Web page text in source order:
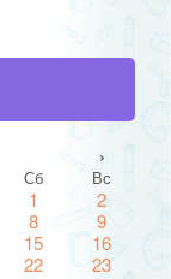
›
Сб Вс
1
2
8
9
15
16
22
23